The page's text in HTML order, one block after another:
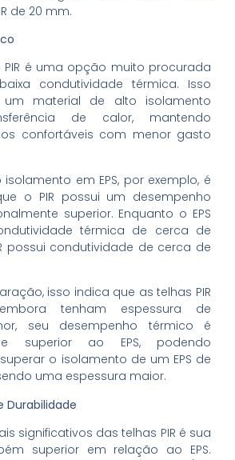
de 20 mm.
é uma opção muito procurada
condutividade térmica. Isso
material de alto isolamento
de calor, mantendo
confortáveis com menor gasto
em EPS, por exemplo, é
o PIR possui um desempenho
superior. Enquanto o EPS
térmica de cerca de
possui condutividade de cerca de
isso indica que as telhas PIR
tenham espessura de
seu desempenho térmico é
superior ao EPS, podendo
o isolamento de um EPS de
uma espessura maior.
Durabilidade
significativos das telhas PIR é sua
superior em relação ao EPS.